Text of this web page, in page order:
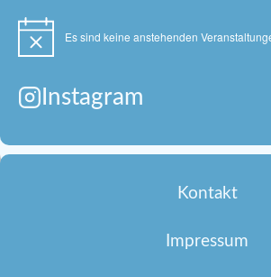
Hinweis Es sind keine anstehenden
Instagram
Kontakt
Impressum